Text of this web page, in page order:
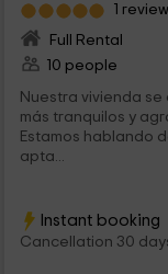
1
Full Rental
10 people
Nuestra vivienda
más tranquilos y
Estamos hablando
apta...
Instant booking
Cancellation 30